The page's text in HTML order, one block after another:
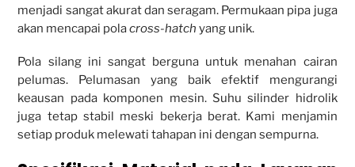
menjadi sangat akurat dan seragam. Permukaan pipa juga
akan mencapai polacross-hatch yang unik.
Pola silang ini sangat berguna untuk menahan cairan
pelumas. Pelumasan yang baik efektif mengurangi
keausan pada komponen mesin. Suhu silinder hidrolik
juga tetap stabil meski bekerja berat. Kami menjamin
setiap produk melewati tahapan ini dengan sempurna.